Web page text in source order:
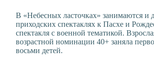
В «Небесных ласточках» занимаются и
приходских спектаклях к Пасхе и
спектакля с военной тематикой.
возрастной номинации 40+ заняла
восьми детей.